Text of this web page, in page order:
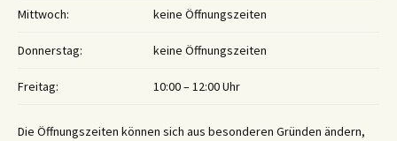
Mittwoch: keine Öffnungszeiten
Donnerstag: keine Öffnungszeiten
Freitag: 10:00 – 12:00 Uhr
Die Öffnungszeiten können sich aus besonderen Gründen ändern,